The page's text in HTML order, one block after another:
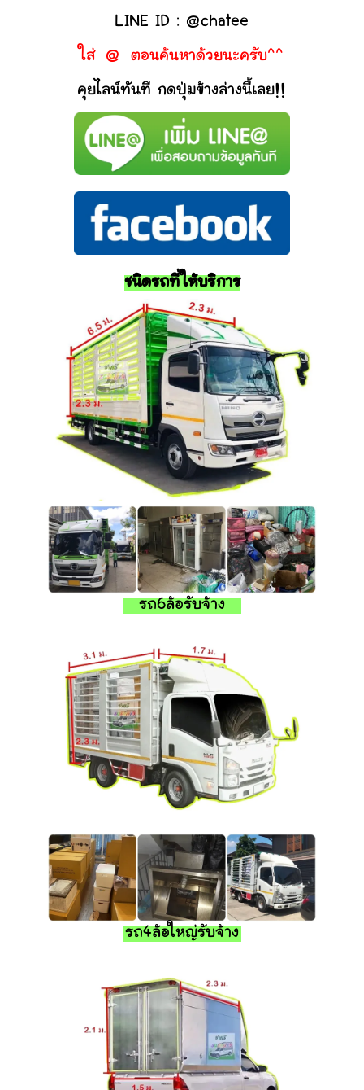
LINE ID : @chatee
ใส่ @ ตอนค้นหาด้วยนะครับ^^
คุยไลน์ทันที กดปุ่มข้างล่างนี้เลย!!
ชนิดรถที่ให้บริการ
รถ6ล้อรับจ้าง
รถ4ล้อใหญ่รับจ้าง